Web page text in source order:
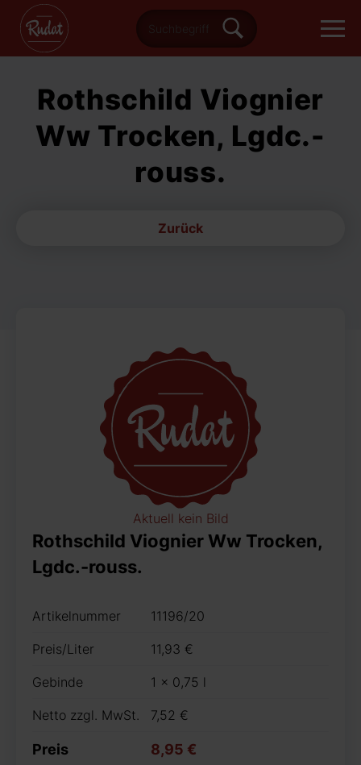
Rothschild Viognier
Ww Trocken, Lgdc.-
rouss.
Zurück
Aktuell kein Bild
Rothschild Viognier Ww Trocken,
Lgdc.-rouss.
Artikelnummer 11196/20
Preis/Liter 11,93 €
Gebinde 1 x 0,75 l
Netto zzgl. MwSt. 7,52 €
Preis 8,95 €